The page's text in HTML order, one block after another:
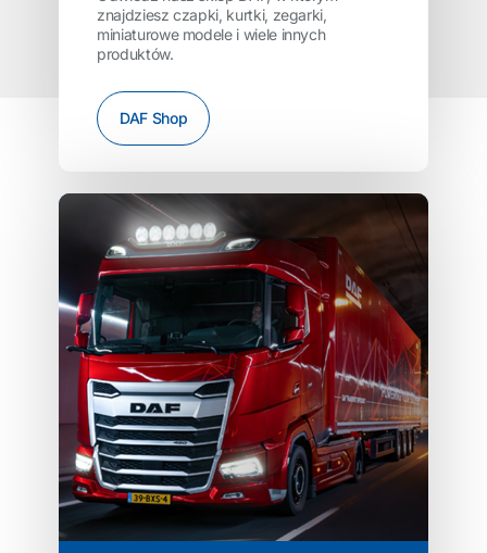
znajdziesz czapki, kurtki, zegarki,
miniaturowe modele i wiele innych
produktów.
DAF Shop